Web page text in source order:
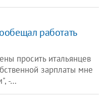
работать
просить итальянцев
зарплаты мне
-…